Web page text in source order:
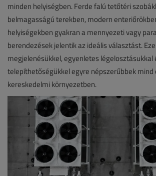
minden helyiségben. Ferde falú tetőtéri
belmagasságú terekben, modern
helyiségekben gyakran a mennyezeti vagy
berendezések jelentik az ideális választást.
megjelenésükkel, egyenletes légelosztásukkal
telepíthetőségükkel egyre népszerűbbek mind
kereskedelmi környezetben.